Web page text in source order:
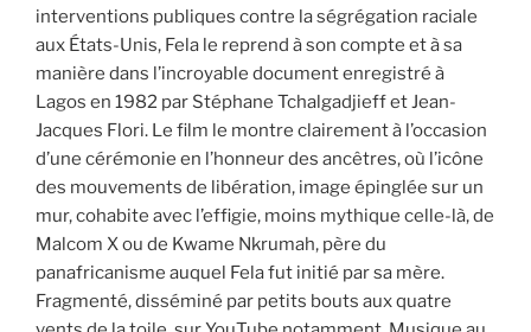
interventions publiques contre la ségrégation raciale
aux États-Unis, Fela le reprend à son compte et à sa
manière dans l’incroyable document enregistré à
Lagos en 1982 par Stéphane Tchalgadjieff et Jean-
Jacques Flori. Le film le montre clairement à l’occasion
d’une cérémonie en l’honneur des ancêtres, où l’icône
des mouvements de libération, image épinglée sur un
mur, cohabite avec l’effigie, moins mythique celle-là, de
Malcom X ou de Kwame Nkrumah, père du
panafricanisme auquel Fela fut initié par sa mère.
Fragmenté, disséminé par petits bouts aux quatre